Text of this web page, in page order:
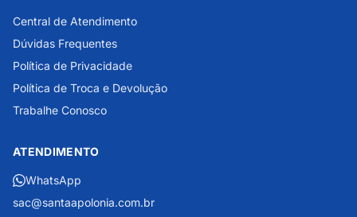
Central de Atendimento
Dúvidas Frequentes
Política de Privacidade
Política de Troca e Devolução
Trabalhe Conosco
ATENDIMENTO
WhatsApp
sac@santaapolonia.com.br